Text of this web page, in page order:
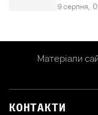
9 серпня,
Матеріали
КОНТАКТИ